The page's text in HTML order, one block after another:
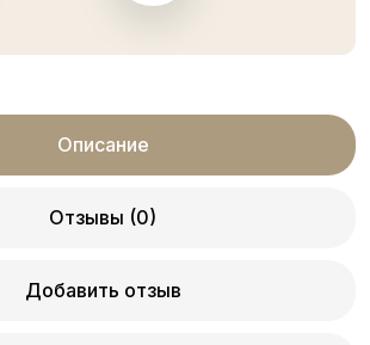
Описание
Отзывы (0)
Добавить отзыв